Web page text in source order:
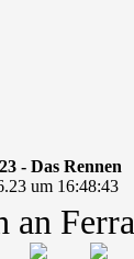
- Das Rennen
um 16:48:43
an